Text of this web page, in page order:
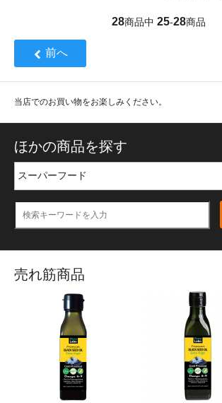
28商品中 25-28商品
前へ
当店でのお買い物をお楽しみください。
ほかの商品を探す
売れ筋商品